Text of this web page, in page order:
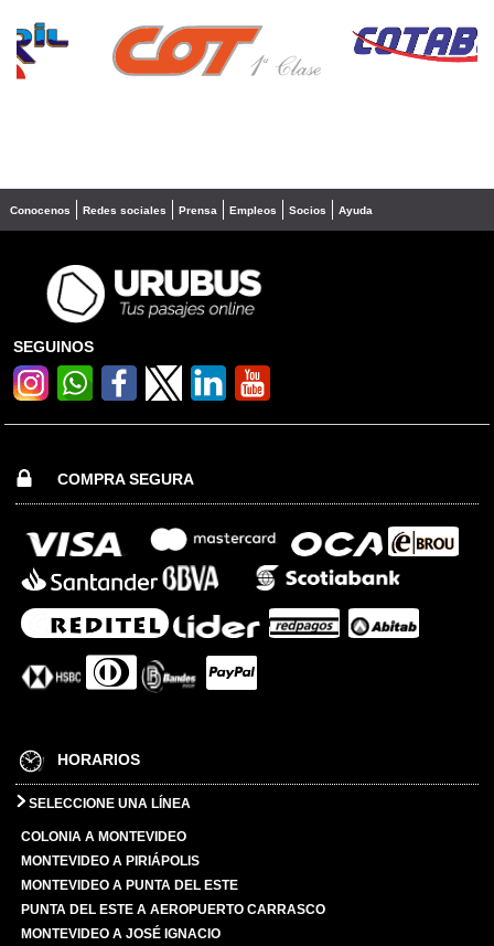
Conocenos Redes sociales Prensa Empleos Socios Ayuda
SEGUINOS
COMPRA SEGURA
HORARIOS
SELECCIONE UNA LÍNEA
COLONIA A MONTEVIDEO
MONTEVIDEO A PIRIÁPOLIS
MONTEVIDEO A PUNTA DEL ESTE
PUNTA DEL ESTE A AEROPUERTO CARRASCO
MONTEVIDEO A JOSÉ IGNACIO